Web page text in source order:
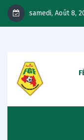
samedi, Août 8,